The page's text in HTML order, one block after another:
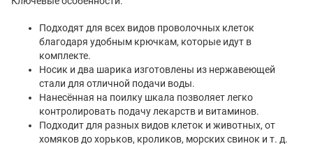
Подходят для всех видов проволочных клеток
благодаря удобным крючкам, которые идут в
комплекте.
Носик и два шарика изготовлены из нержавеющей
стали для отличной подачи воды.
Нанесённая на поилку шкала позволяет легко
контролировать подачу лекарств и витаминов.
Подходит для разных видов клеток и животных, от
хомяков до хорьков, кроликов, морских свинок и т. д.